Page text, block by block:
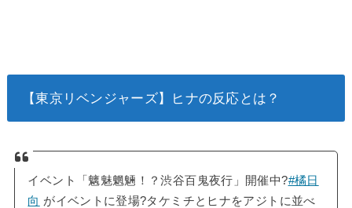
【東京リベンジャーズ】ヒナの反応とは？
イベント「魑魅魍魎！？渋谷百鬼夜行」開催中?#橘日
向 がイベントに登場?タケミチとヒナをアジトに並べ